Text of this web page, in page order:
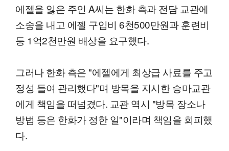
에젤을 잃은 주인 A씨는 한화 측과 전담 교관에
소송을 내고 에젤 구입비 6천500만원과 훈련비
등 1억2천만원 배상을 요구했다.
그러나 한화 측은 "에젤에게 최상급 사료를 주고
정성 들여 관리했다"며 방목을 지시한 승마교관
에게 책임을 떠넘겼다. 교관 역시 "방목 장소나
방법 등은 한화가 정한 일"이라며 책임을 회피했
다.